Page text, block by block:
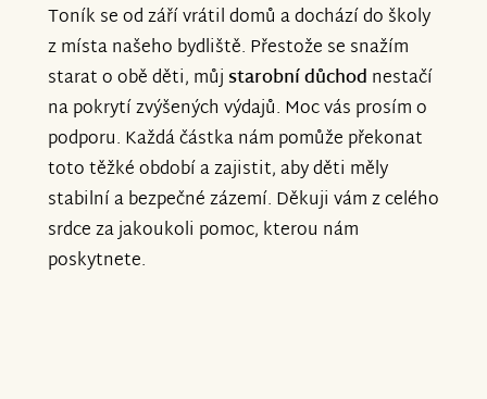
Toník se od září vrátil domů a dochází do školy
z místa našeho bydliště. Přestože se snažím
starat o obě děti, můjstarobní důchod nestačí
na pokrytí zvýšených výdajů. Moc vás prosím o
podporu. Každá částka nám pomůže překonat
toto těžké období a zajistit, aby děti měly
stabilní a bezpečné zázemí. Děkuji vám z celého
srdce za jakoukoli pomoc, kterou nám
poskytnete.